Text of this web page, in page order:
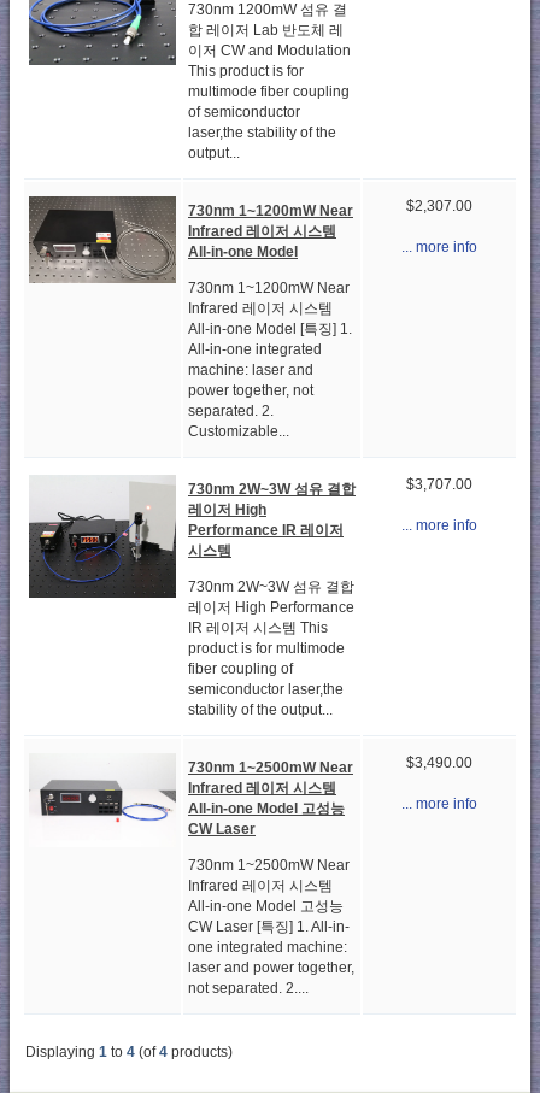
730nm 1200mW 섬유 결
합 레이저 Lab 반도체 레
이저 CW and Modulation
This product is for
multimode fiber coupling
of semiconductor
laser,the stability of the
output...
730nm 1~1200mW Near
Infrared 레이저 시스템
All-in-one Model
730nm 1~1200mW Near
Infrared 레이저 시스템
All-in-one Model [특징] 1.
All-in-one integrated
machine: laser and
power together, not
separated. 2.
Customizable...
$2,307.00
... more info
730nm 2W~3W 섬유 결합
레이저 High
Performance IR 레이저
시스템
730nm 2W~3W 섬유 결합
레이저 High Performance
IR 레이저 시스템 This
product is for multimode
fiber coupling of
semiconductor laser,the
stability of the output...
$3,707.00
... more info
730nm 1~2500mW Near
Infrared 레이저 시스템
All-in-one Model 고성능
CW Laser
730nm 1~2500mW Near
Infrared 레이저 시스템
All-in-one Model 고성능
CW Laser [특징] 1. All-in-
one integrated machine:
laser and power together,
not separated. 2....
$3,490.00
... more info
Displaying 1 to 4 (of4 products)